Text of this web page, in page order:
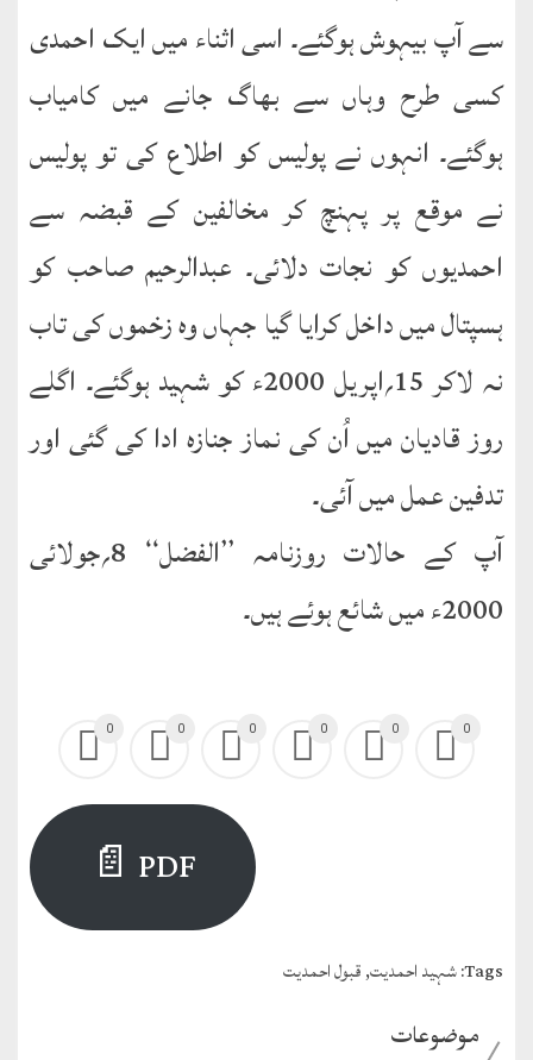
سے آپ بیہوش ہوگئے۔ اسی اثناء میں ایک احمدی
کسی طرح وہاں سے بھاگ جانے میں کامیاب
ہوگئے۔ انہوں نے پولیس کو اطلاع کی تو پولیس
نے موقع پر پہنچ کر مخالفین کے قبضہ سے
احمدیوں کو نجات دلائی۔ عبدالرحیم صاحب کو
ہسپتال میں داخل کرایا گیا جہاں وہ زخموں کی تاب
نہ لاکر 15؍اپریل 2000ء کو شہید ہوگئے۔ اگلے
روز قادیان میں اُن کی نماز جنازہ ادا کی گئی اور
تدفین عمل میں آئی۔
آپ کے حالات روزنامہ ’’الفضل‘‘ 8؍جولائی
2000ء میں شائع ہوئے ہیں۔
0 0 0 0 0 0
PDF 📄
Tags: شہید احمدیت,قبول احمدیت
موضوعات